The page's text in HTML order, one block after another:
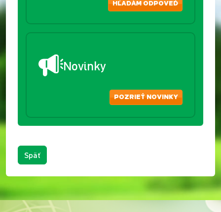
HĽADÁM ODPOVEĎ
Novinky
POZRIEŤ NOVINKY
Späť